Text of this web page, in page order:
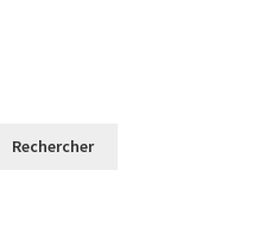
Rechercher